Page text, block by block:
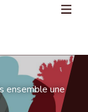
ensemble une